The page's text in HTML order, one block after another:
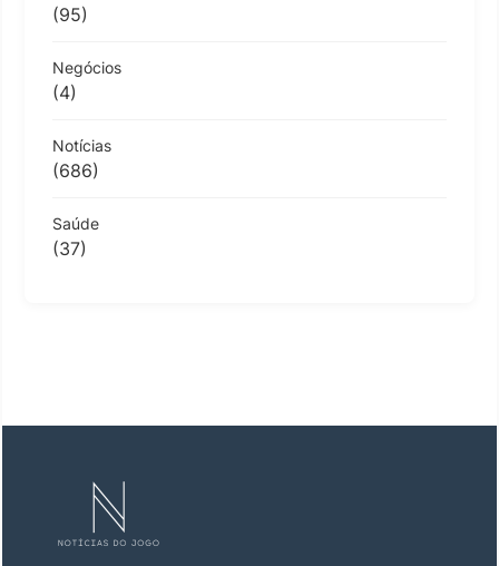
(95)
Negócios
(4)
Notícias
(686)
Saúde
(37)